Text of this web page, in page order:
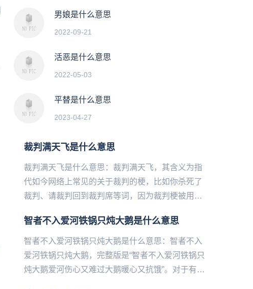
男娘是什么意思
2022-09-21
活恶是什么意思
2022-05-03
平替是什么意思
2023-04-27
裁判满天飞是什么意思
裁判满天飞是什么意思：裁判满天飞，其含义为指
代如今网络上常见的关于裁判的梗，比如你杀死了
裁判、请裁判回到裁判席等词，因为裁判梗被用的
法，原本裁判梗常常作为微博...
智者不入爱河铁锅只炖大鹅是什么意思
智者不入爱河铁锅只炖大鹅是什么意思：智者不入
爱河铁锅只炖大鹅，完整版是“智者不入爱河铁锅只
炖大鹅爱河伤心又难过大鹅暖心又抗饿”。对于有些